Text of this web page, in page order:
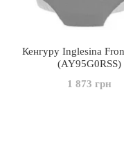
Кенгуру Inglesina
(AY95G0RSS)
1 873 грн